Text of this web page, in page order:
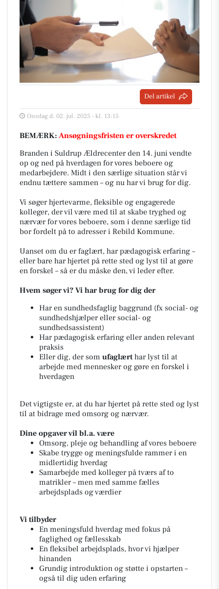
Del artikel
Onsdag d. 02. jul. 2025 - kl. 13:15
BEMÆRK: Ansøgningsfristen er overskredet
Branden i Suldrup Ældrecenter den 14. juni vendte
op og ned på hverdagen for vores beboere og
medarbejdere. Midt i den særlige situation står vi
endnu tættere sammen – og nu har vi brug for dig.
Vi søger hjertevarme, fleksible og engagerede
kolleger, der vil være med til at skabe tryghed og
nærvær for vores beboere, som i denne særlige tid
bor fordelt på to adresser i Rebild Kommune.
Uanset om du er faglært, har pædagogisk erfaring –
eller bare har hjertet på rette sted og lyst til at gøre
en forskel – så er du måske den, vi leder efter.
Hvem søger vi? Vi har brug for dig der
Har en sundhedsfaglig baggrund (fx social- og
sundhedshjælper eller social- og
sundhedsassistent)
Har pædagogisk erfaring eller anden relevant
praksis
Eller dig, der som ufaglærthar lyst til at
arbejde med mennesker og gøre en forskel i
hverdagen
Det vigtigste er, at du har hjertet på rette sted og lyst
til at bidrage med omsorg og nærvær.
Dine opgaver vil bl.a. være
Omsorg, pleje og behandling af vores beboere
Skabe trygge og meningsfulde rammer i en
midlertidig hverdag
Samarbejde med kolleger på tværs af to
matrikler – men med samme fælles
arbejdsplads og værdier
Vi tilbyder
En meningsfuld hverdag med fokus på
faglighed og fællesskab
En fleksibel arbejdsplads, hvor vi hjælper
hinanden
Grundig introduktion og støtte i opstarten –
også til dig uden erfaring